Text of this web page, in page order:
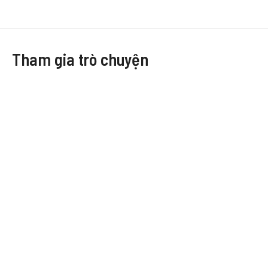
Tham gia trò chuyện